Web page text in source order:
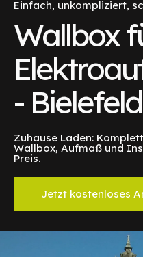
Einfach, unkompliziert,
Wallbox
- Bielefeld
Zuhause Laden:
Wallbox, Aufmaß und
Preis.
Jetzt kostenloses